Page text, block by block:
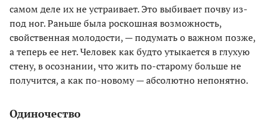
самом деле их не устраивает. Это выбивает почву из-
под ног. Раньше была роскошная возможность,
свойственная молодости, — подумать о важном позже,
а теперь ее нет. Человек как будто утыкается в глухую
стену, в осознании, что жить по-старому больше не
получится, а как по-новому — абсолютно непонятно.
Одиночество